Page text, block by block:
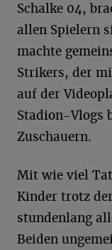
Schalke 04,
allen Spielern
machte
Strikers, der
auf der
Stadion-Vlogs
Zuschauern.
Mit wie viel
Kinder trotz
stundenlang
Beiden